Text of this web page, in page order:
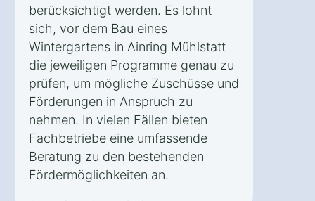
berücksichtigt werden. Es lohnt
sich, vor dem Bau eines
Wintergartens in Ainring Mühlstatt
die jeweiligen Programme genau zu
prüfen, um mögliche Zuschüsse und
Förderungen in Anspruch zu
nehmen. In vielen Fällen bieten
Fachbetriebe eine umfassende
Beratung zu den bestehenden
Fördermöglichkeiten an.